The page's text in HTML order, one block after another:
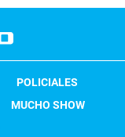
POLICIALES
MUCHO SHOW